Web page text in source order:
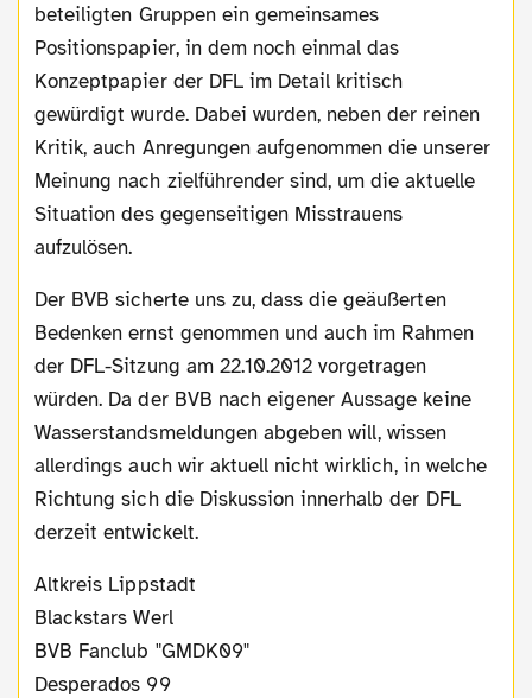
beteiligten Gruppen ein gemeinsames
Positionspapier, in dem noch einmal das
Konzeptpapier der DFL im Detail kritisch
gewürdigt wurde. Dabei wurden, neben der reinen
Kritik, auch Anregungen aufgenommen die unserer
Meinung nach zielführender sind, um die aktuelle
Situation des gegenseitigen Misstrauens
aufzulösen.
Der BVB sicherte uns zu, dass die geäußerten
Bedenken ernst genommen und auch im Rahmen
der DFL-Sitzung am 22.10.2012 vorgetragen
würden. Da der BVB nach eigener Aussage keine
Wasserstandsmeldungen abgeben will, wissen
allerdings auch wir aktuell nicht wirklich, in welche
Richtung sich die Diskussion innerhalb der DFL
derzeit entwickelt.
Altkreis Lippstadt
Blackstars Werl
BVB Fanclub "GMDK09"
Desperados 99